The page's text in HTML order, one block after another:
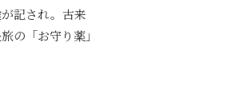
記され。古来
の「お守り薬」